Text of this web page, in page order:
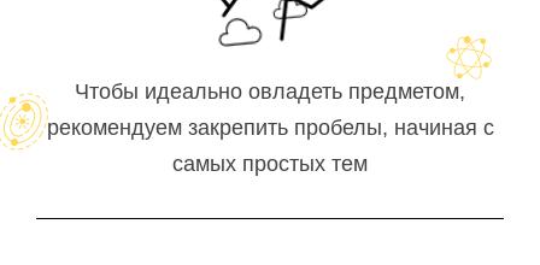
Чтобы идеально овладеть предметом,
рекомендуем закрепить пробелы, начиная с
самых простых тем